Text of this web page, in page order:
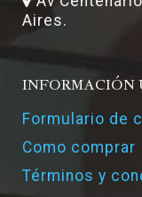
Aires.
INFORMACIÓN
Formulario de
Como comprar
Términos y